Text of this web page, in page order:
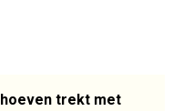
trekt met